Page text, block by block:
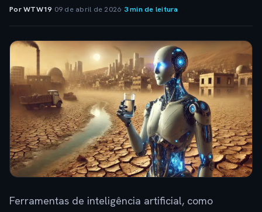
Por WTW19· 09 de abril de 2026·3 min de leitura
Ferramentas de inteligência artificial, como